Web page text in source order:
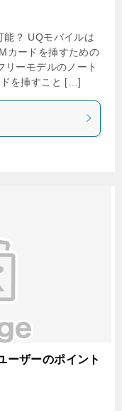
能？ UQモバイルは
カードを挿すための
リーモデルのノート
を挿すこと […]
ーザーのポイント